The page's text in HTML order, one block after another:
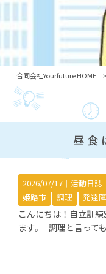
合同会社Yourfuture HOME >
昼食
2026/07/17｜ 活動日誌
姫路市
調理 発達
こんにちは！自立訓
ます。 調理と言っても